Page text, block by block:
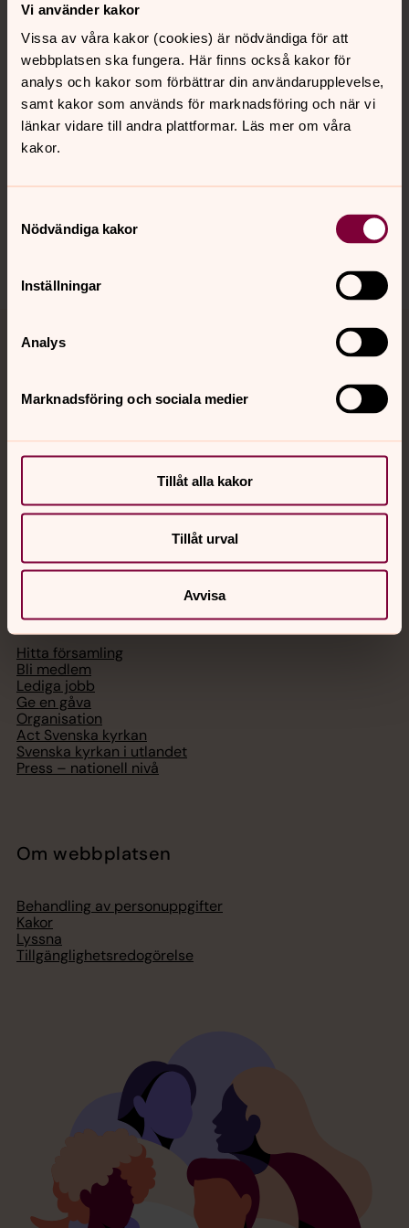
Vi använder kakor
Vissa av våra kakor (cookies) är nödvändiga för att
webbplatsen ska fungera. Här finns också kakor för
analys och kakor som förbättrar din användarupplevelse,
samt kakor som används för marknadsföring och när vi
länkar vidare till andra plattformar. Läs mer om våra
kakor.
Nödvändiga kakor
Inställningar
Analys
Marknadsföring och sociala medier
Tillåt alla kakor
Tillåt urval
Avvisa
Kalender
Hitta snabbt
Jourhavande präst
Akut samtals- och krisstöd. Prata eller chatta anonymt
Telefon 112
Hitta församling
Bli medlem
Lediga jobb
Ge en gåva
Organisation
Act Svenska kyrkan
Svenska kyrkan i utlandet
Press – nationell nivå
Om webbplatsen
Behandling av personuppgifter
Kakor
Lyssna
Tillgänglighetsredogörelse